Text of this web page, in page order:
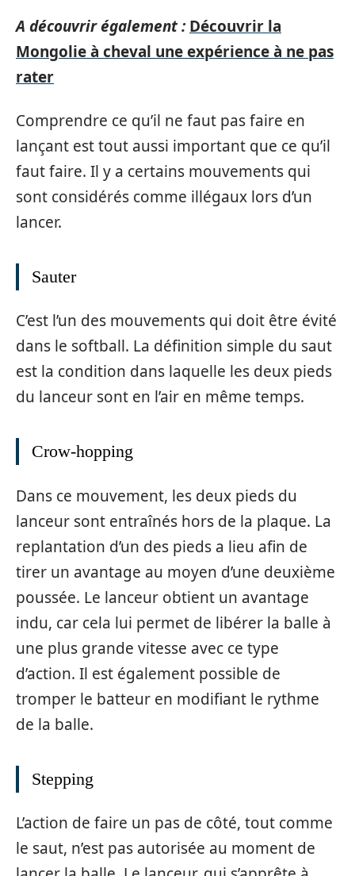
A découvrir également : Découvrir la
Mongolie à cheval une expérience à ne pas
rater
Comprendre ce qu’il ne faut pas faire en
lançant est tout aussi important que ce qu’il
faut faire. Il y a certains mouvements qui
sont considérés comme illégaux lors d’un
lancer.
Sauter
C’est l’un des mouvements qui doit être évité
dans le softball. La définition simple du saut
est la condition dans laquelle les deux pieds
du lanceur sont en l’air en même temps.
Crow-hopping
Dans ce mouvement, les deux pieds du
lanceur sont entraînés hors de la plaque. La
replantation d’un des pieds a lieu afin de
tirer un avantage au moyen d’une deuxième
poussée. Le lanceur obtient un avantage
indu, car cela lui permet de libérer la balle à
une plus grande vitesse avec ce type
d’action. Il est également possible de
tromper le batteur en modifiant le rythme
de la balle.
Stepping
L’action de faire un pas de côté, tout comme
le saut, n’est pas autorisée au moment de